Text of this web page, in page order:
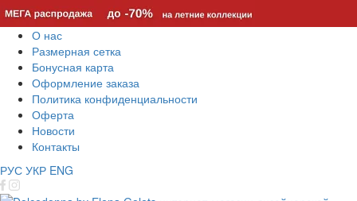
О нас
Размерная сетка
Бонусная карта
Оформление заказа
Политика конфиденциальности
Оферта
Новости
Контакты
РУС УКР ENG